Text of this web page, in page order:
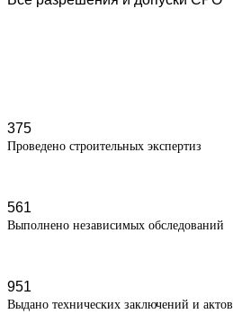
375
Проведено строительных экспертиз
561
Выполнено независимых обследований
951
Выдано технических заключений и актов